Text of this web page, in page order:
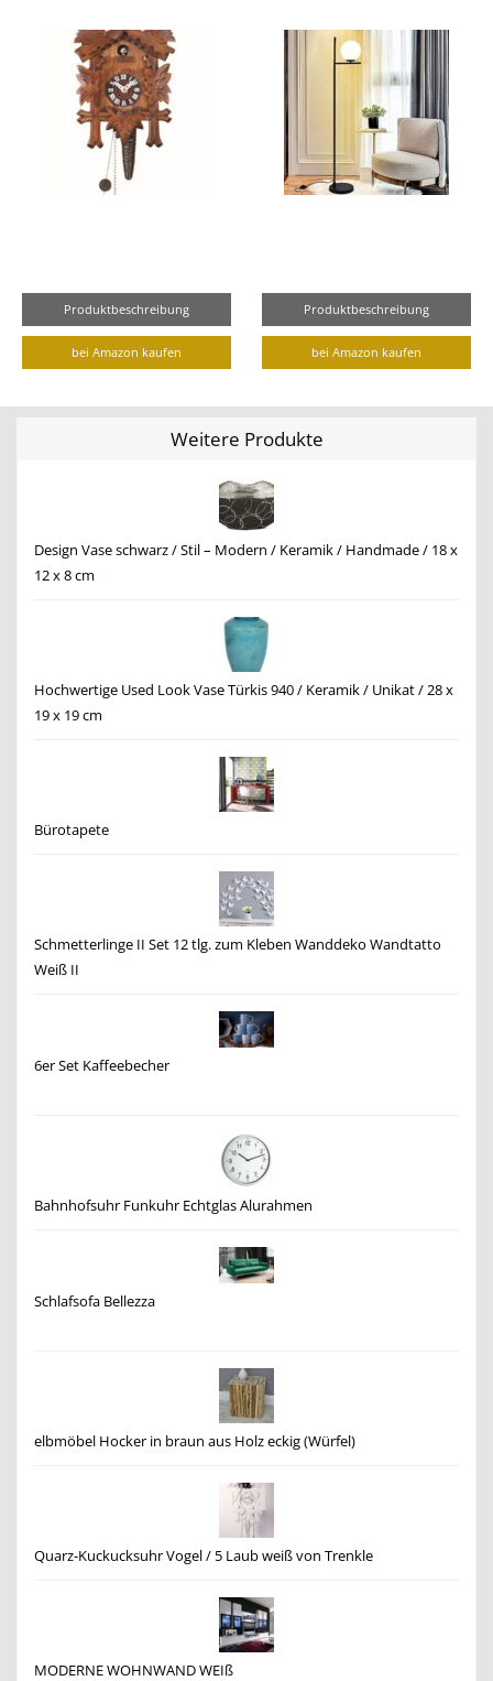
Produktbeschreibung
bei Amazon kaufen
Produktbeschreibung
bei Amazon kaufen
Weitere Produkte
Design Vase schwarz / Stil – Modern / Keramik / Handmade / 18 x
12 x 8 cm
Hochwertige Used Look Vase Türkis 940 / Keramik / Unikat / 28 x
19 x 19 cm
Bürotapete
Schmetterlinge II Set 12 tlg. zum Kleben Wanddeko Wandtatto
Weiß II
6er Set Kaffeebecher
Bahnhofsuhr Funkuhr Echtglas Alurahmen
Schlafsofa Bellezza
elbmöbel Hocker in braun aus Holz eckig (Würfel)
Quarz-Kuckucksuhr Vogel / 5 Laub weiß von Trenkle
MODERNE WOHNWAND WEIß